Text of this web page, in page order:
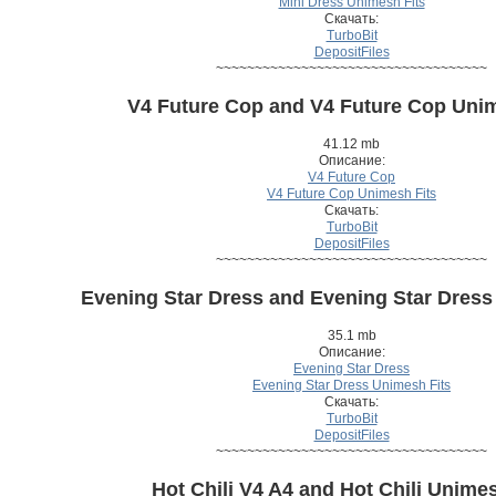
Скачать:
TurboBit
DepositFiles
~~~~~~~~~~~~~~~~~~~~~~~~~~~~~~~~~~~
V4 Future Cop and V4 Future Cop
41.12 mb
Описание:
V4 Future Cop
V4 Future Cop Unimesh Fits
Скачать:
TurboBit
DepositFiles
~~~~~~~~~~~~~~~~~~~~~~~~~~~~~~~~~~~
Evening Star Dress and Evening Star
35.1 mb
Описание:
Evening Star Dress
Evening Star Dress Unimesh Fits
Скачать:
TurboBit
DepositFiles
~~~~~~~~~~~~~~~~~~~~~~~~~~~~~~~~~~~
Hot Chili V4 A4 and Hot Chili